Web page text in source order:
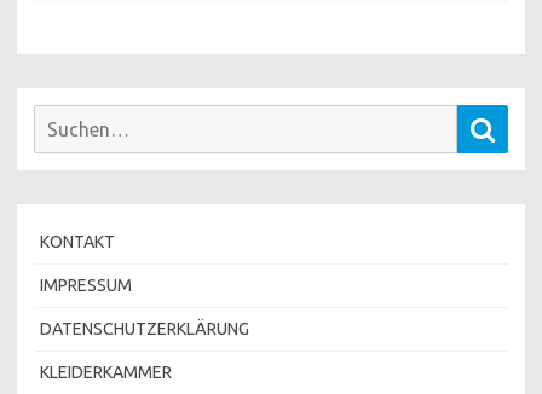
Suchen
KONTAKT
IMPRESSUM
DATENSCHUTZERKLÄRUNG
KLEIDERKAMMER